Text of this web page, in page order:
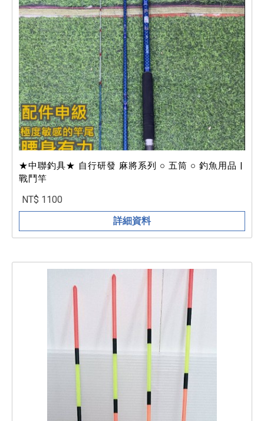
★中聯釣具★ 自行研發 麻將系列 ○ 五筒 ○ 釣魚用品 |
戰鬥竿
NT$ 1100
詳細資料